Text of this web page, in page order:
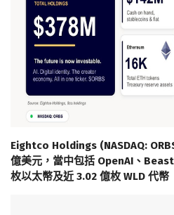
Eightco Holdings (NASDAQ:
億美元，當中包括 OpenAI、
枚以太幣及近 3.02 億枚 WLD 代幣